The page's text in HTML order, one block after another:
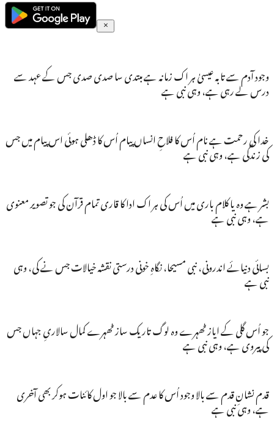
وجود آدم سے تابہ عیسیٰ ہر اک زمانہ ہے مبتدی سا صدی صدی جس کے عہد سے
درس لے رہی ہے، وہی نبی ہے
خدا کی رحمت ہے نام اُس کا فلاحِ انساں پیام اُس کا ڈھلی ہوئی اس پیام میں جس
کی زندگی ہے، وہی نبی ہے
بشر ہے وہ یا کلام باری میں اُس کی ہر اک ادا کا قاری تمام قرآن کی جو تصویر معنوی
ہے، وہی نبی ہے
بسائی دنیائے اندرونی، نبی مسیحا، نگاہِ خونی درستی نقشہ خیالات جس نے کی، وہی
نبی ہے
جو اُس گلی کے ایاز ٹھہرے وہ لوگ تاریک ساز ٹھہرے کمال سالاریِ جہاں جس
کی پیروی ہے، وہی نبی ہے
قدم نشانِ قدم سے بالا وجود اُس کا عدم سے بالا جو اول کائنات ہوکر بھی آخری
ہے، وہی نبی ہے